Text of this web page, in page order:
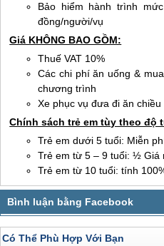
Bảo hiểm hành trình
đồng/người/vụ
Giá KHÔNG BAO GỒM:
Thuế VAT 10%
Các chi phí ăn uống &
chương trình
Xe phục vụ đưa đi ăn
Chính sách trẻ em tùy theo độ
Trẻ em dưới 5 tuổi: Miễn
Trẻ em từ 5 – 9 tuổi: ½ Giá
Trẻ em từ 10 tuổi: tính
Có Thể Phù Hợp Với Bạn